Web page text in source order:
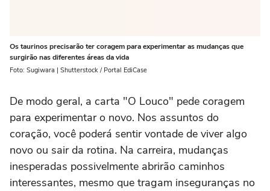
Os taurinos precisarão ter coragem para experimentar as mudanças que
surgirão nas diferentes áreas da vida
Foto: Sugiwara | Shutterstock / Portal EdiCase
De modo geral, a carta "O Louco" pede coragem
para experimentar o novo. Nos assuntos do
coração, você poderá sentir vontade de viver algo
novo ou sair da rotina. Na carreira, mudanças
inesperadas possivelmente abrirão caminhos
interessantes, mesmo que tragam inseguranças no